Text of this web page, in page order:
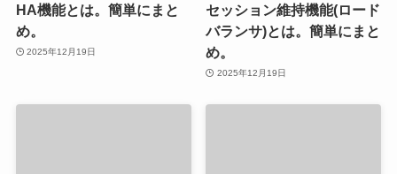
HA機能とは。簡単にまと
め。
2025年12月19日
セッション維持機能(ロード
バランサ)とは。簡単にまと
め。
2025年12月19日